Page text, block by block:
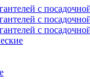
с
с
с